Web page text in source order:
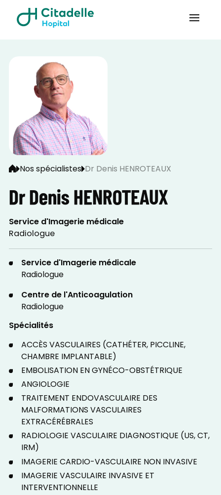
Nos spécialistes Dr Denis HENROTEAUX
Dr Denis HENROTEAUX
Service d'Imagerie médicale
Radiologue
Service d'Imagerie médicale
Radiologue
Centre de l'Anticoagulation
Radiologue
Spécialités
ACCÈS VASCULAIRES (CATHÉTER, PICCLINE,
CHAMBRE IMPLANTABLE)
EMBOLISATION EN GYNÉCO-OBSTÉTRIQUE
ANGIOLOGIE
TRAITEMENT ENDOVASCULAIRE DES
MALFORMATIONS VASCULAIRES
EXTRACÉRÉBRALES
RADIOLOGIE VASCULAIRE DIAGNOSTIQUE (US, CT,
IRM)
IMAGERIE CARDIO-VASCULAIRE NON INVASIVE
IMAGERIE VASCULAIRE INVASIVE ET
INTERVENTIONNELLE